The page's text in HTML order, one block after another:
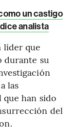
un castigo
analista
líder que
su
las
han sido
del